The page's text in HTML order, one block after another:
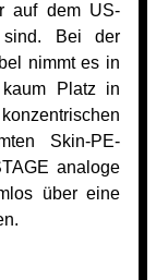
auf dem US-
sind. Bei der
nimmt es in
kaum Platz in
Skin-PE-
analoge
über eine